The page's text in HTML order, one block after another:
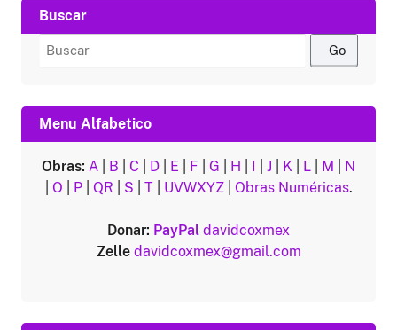
Buscar
Buscar
Menu Alfabetico
Obras: A B C D E F G H I J K L M
N
O P| QR S T| UVWXYZ| Obras Numéricas.
Donar: PayPal davidcoxmex
Zelle davidcoxmex@gmail.com